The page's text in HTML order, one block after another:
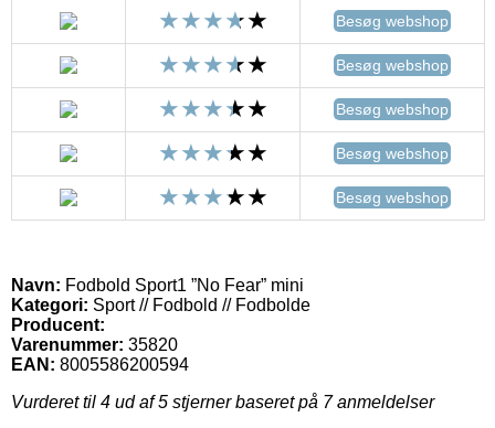
Besøg webshop
Besøg webshop
Besøg webshop
Besøg webshop
Besøg webshop
Navn: Fodbold Sport1 ”No Fear” mini
Kategori: Sport // Fodbold // Fodbolde
Producent:
Varenummer: 35820
EAN: 8005586200594
Vurderet til 4 ud af 5 stjerner baseret på 7anmeldelser